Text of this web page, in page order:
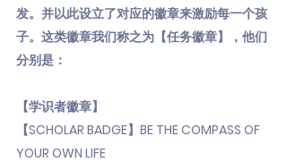
发。并以此设立了对应的徽章来激励每一个孩
子。这类徽章我们称之为【任务徽章】，他们
分别是：
【学识者徽章】
【SCHOLAR BADGE】BE THE COMPASS OF
YOUR OWN LIFE